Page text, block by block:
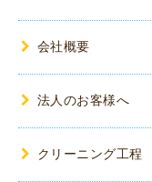
会社概要
法人のお客様へ
クリーニング工程